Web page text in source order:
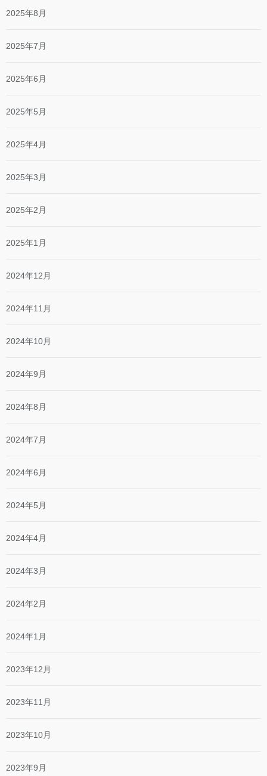
2025年8月
2025年7月
2025年6月
2025年5月
2025年4月
2025年3月
2025年2月
2025年1月
2024年12月
2024年11月
2024年10月
2024年9月
2024年8月
2024年7月
2024年6月
2024年5月
2024年4月
2024年3月
2024年2月
2024年1月
2023年12月
2023年11月
2023年10月
2023年9月